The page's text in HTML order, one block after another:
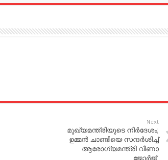
Next
മുഖ്യമന്ത്രിയുടെ നിർദേശം;
ഉമ്മന്‍ ചാണ്ടിയെ സന്ദര്‍ശിച്ച്
ആരോഗ്യമന്ത്രി വീണാ
ജോര്‍ജ്